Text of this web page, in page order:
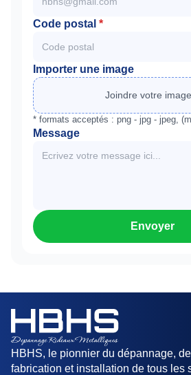
Code postal *
Importer une image
Joindre votre image
* formats acceptés : png - jpg - jpeg,
Message
Envoyer
HBHS, le pionnier du dépannage,
fabrication et installation de tous les